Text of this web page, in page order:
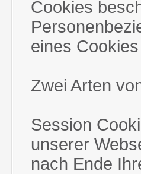
Cookies
eines
Zwei Arten
Session
unserer
nach Ende